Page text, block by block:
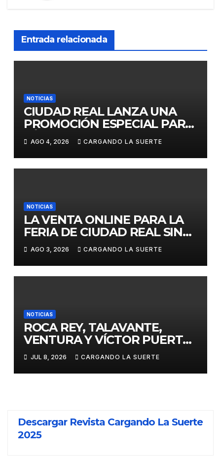
Entrada relacionada
NOTICIAS
CIUDAD REAL LANZA UNA
PROMOCIÓN ESPECIAL PARA
JÓVENES MENORES DE 25
AÑOS EN LAS DOS GRANDES
CITAS DEL ABONO
AGO 4, 2026 CARGANDO LA SUERTE
NOTICIAS
LA VENTA ONLINE PARA LA
FERIA DE CIUDAD REAL SIN
GASTOS DE GESTION HASTA
EL DOMINGO
AGO 3, 2026 CARGANDO LA SUERTE
NOTICIAS
ROCA REY, TALAVANTE,
VENTURA Y VÍCTOR PUERTO,
EJES DE LA FERIA TAURINA
VIRGEN DEL PRADO 2026
JUL 8, 2026 CARGANDO LA SUERTE
Descargar Revista Cargando La Suerte
2025